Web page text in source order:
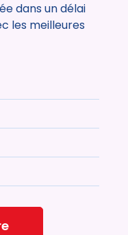
dans un délai
les meilleures